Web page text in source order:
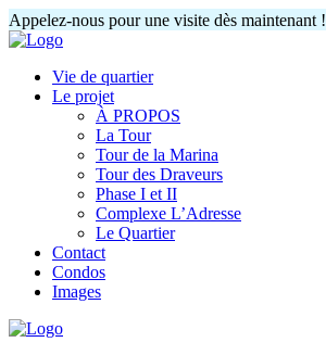
Appelez-nous pour une visite dès maintenant !
Vie de quartier
Le projet
À PROPOS
La Tour
Tour de la Marina
Tour des Draveurs
Phase I et II
Complexe L’Adresse
Le Quartier
Contact
Condos
Images